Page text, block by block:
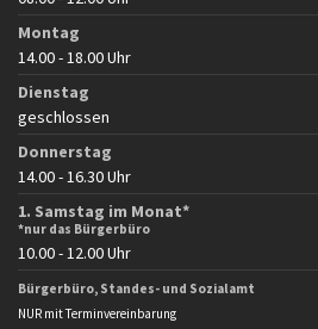
Montag
14.00 - 18.00 Uhr
Dienstag
geschlossen
Donnerstag
14.00 - 16.30 Uhr
1. Samstag im Monat*
*nur das Bürgerbüro
10.00 - 12.00 Uhr
Bürgerbüro, Standes- und Sozialamt
NUR mit Terminvereinbarung